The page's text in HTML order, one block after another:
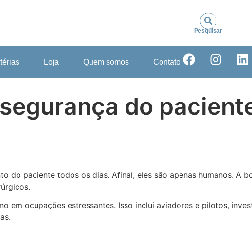
Pesquisar
Loja Quem somos Contato
do
do paciente todos os dias. Afinal, eles são apenas humanos. A
em ocupações estressantes. Isso inclui aviadores e pilotos,